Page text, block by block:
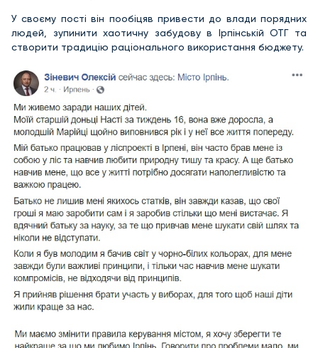
У своєму пості він пообіцяв привести до влади порядних
людей, зупинити хаотичну забудову в Ірпінській ОТГ та
створити традицію раціонального використання бюджету.